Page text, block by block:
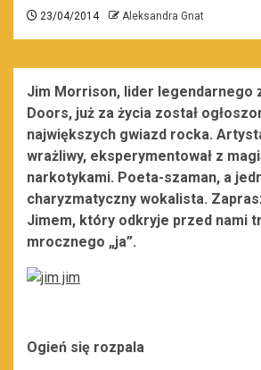
23/04/2014 Aleksandra Gnat
Jim Morrison, lider legendarnego
Doors, już za życia został
największych gwiazd rocka.
wrażliwy, eksperymentował z
narkotykami. Poeta-szaman, a
charyzmatyczny wokalista.
Jimem, który odkryje przed nami
mrocznego „ja”.
Ogień się rozpala